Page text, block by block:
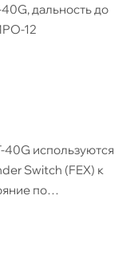
дальность до
12
40G используются
Switch (FEX) к
по
оптических